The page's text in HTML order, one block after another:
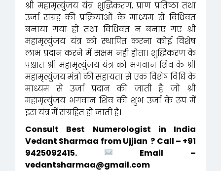
श्री महामृत्युंजय यंत्र शुद्धिकरण, प्राण प्रतिष्ठा तथा
उर्जा संग्रह की प्रक्रियाओं के माध्यम से विधिवत
बनाया गया हो तथा विधिवत न बनाए गए श्री
महामृत्युंजय यंत्र को स्थापित करना कोई विशेष
लाभ प्रदान करने में सक्षम नहीं होता। शुद्धिकरण के
पश्चात श्री महामृत्युंजय यंत्र को भगवान शिव के श्री
महामृत्युंजय मंत्रो की सहायता से एक विशेष विधि के
माध्यम से उर्जा प्रदान की जाती है जो श्री
महामृत्युंजय भगवान शिव की शुभ उर्जा के रूप में
इस यंत्र में संग्रहित हो जाती है।
Consult Best Numerologist in India
Vedant Sharmaa from Ujjian ? Call – +91
9425092415.
Email –
vedantsharmaa@gmail.com